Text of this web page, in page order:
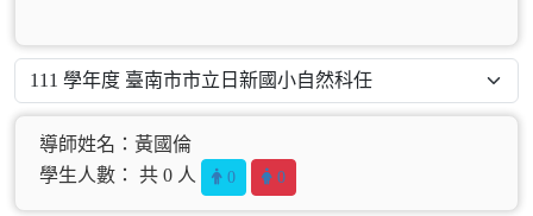
導師姓名：黃國倫
學生人數： 共 0 人
0 0